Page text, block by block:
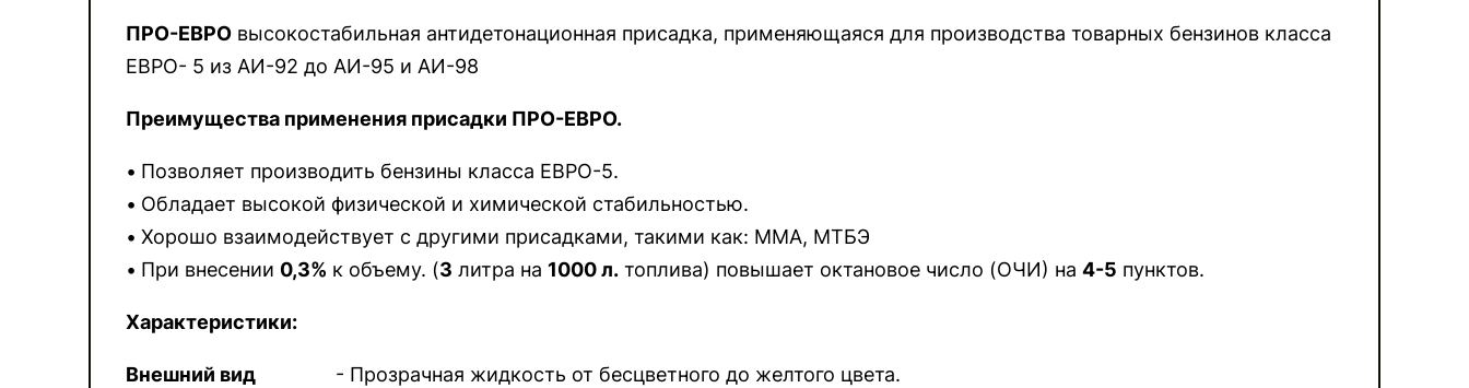
ПРО-ЕВРО высокостабильная антидетонационная присадка, применяющаяся для производства товарных бензинов класса
ЕВРО- 5 из АИ-92 до АИ-95 и АИ-98
Преимущества применения присадки ПРО-ЕВРО.
Позволяет производить бензины класса ЕВРО-5.
Обладает высокой физической и химической стабильностью.
Хорошо взаимодействует с другими присадками, такими как: ММА, МТБЭ
При внесении 0,3% к объему. (3 литра на1000 л. топлива) повышает октановое число (ОЧИ) на4-5 пунктов.
Характеристики:
Внешний вид - Прозрачная жидкость от бесцветного до желтого цвета.